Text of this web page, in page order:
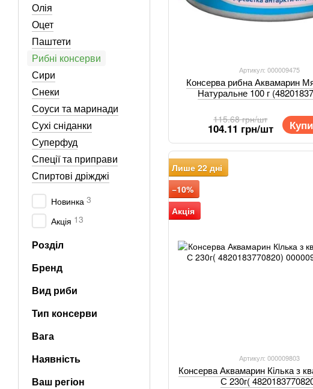
Артикул: 000009475
Консерва рибна Аквамарин
Натуральне 100 г
115.68 грн/шт
104.11 грн/шт
Лише 22 дні
−10%
Акція
Артикул: 000009803
Консерва Аквамарин Кiлька з
С 230г(
Олія
Оцет
Паштети
Рибні консерви
Сири
Снеки
Соуси та маринади
Сухі сніданки
Суперфуд
Спеції та приправи
Спиртові дріжджі
Новинка 3
Акція 13
Розділ
Бренд
Вид риби
Тип консерви
Вага
Наявність
Ваш регіон